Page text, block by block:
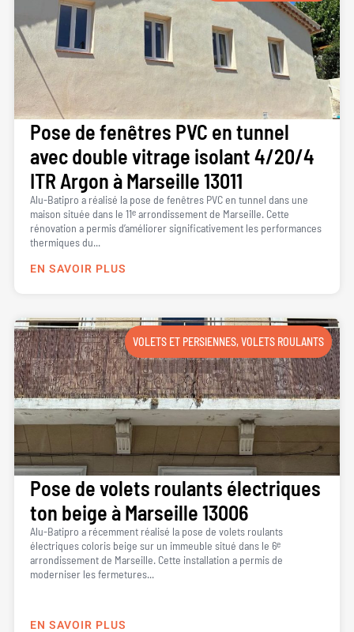
Pose de fenêtres PVC en tunnel
avec double vitrage isolant 4/20/4
ITR Argon à Marseille 13011
Alu-Batipro a réalisé la pose de fenêtres PVC en tunnel dans une
maison située dans le 11ᵉ arrondissement de Marseille. Cette
rénovation a permis d’améliorer significativement les performances
thermiques du...
EN SAVOIR PLUS
VOLETS ET PERSIENNES,VOLETS ROULANTS
Pose de volets roulants électriques
ton beige à Marseille 13006
Alu-Batipro a récemment réalisé la pose de volets roulants
électriques coloris beige sur un immeuble situé dans le 6ᵉ
arrondissement de Marseille. Cette installation a permis de
moderniser les fermetures...
EN SAVOIR PLUS